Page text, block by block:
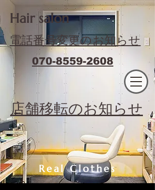
​Hair salon
電話番号変更のお知らせ
070-8559-2608
​店舗移転のお知らせ
Real Clothes